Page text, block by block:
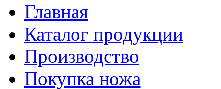
Главная
Каталог продукции
Производство
Покупка ножа